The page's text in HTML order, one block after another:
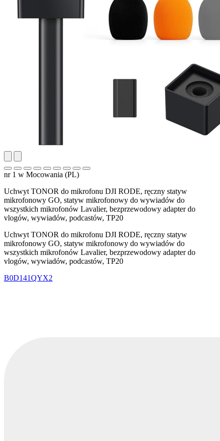
nr 1 w Mocowania (PL)
Uchwyt TONOR do mikrofonu DJI RODE, ręczny statyw
mikrofonowy GO, statyw mikrofonowy do wywiadów do
wszystkich mikrofonów Lavalier, bezprzewodowy adapter do
vlogów, wywiadów, podcastów, TP20
Uchwyt TONOR do mikrofonu DJI RODE, ręczny statyw
mikrofonowy GO, statyw mikrofonowy do wywiadów do
wszystkich mikrofonów Lavalier, bezprzewodowy adapter do
vlogów, wywiadów, podcastów, TP20
B0D141QYX2